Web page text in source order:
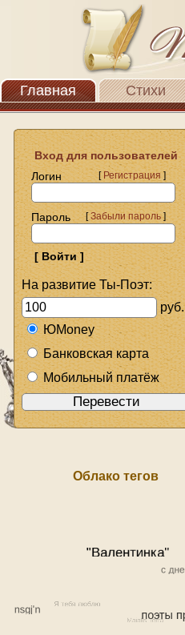
Главная Стихи
Вход для пользователей
Логин
[Регистрация]
Пароль [Забыли пароль]
На развитие Ты-Поэт:
руб.
ЮMoney
Банковская карта
Мобильный платёж
Облако тегов